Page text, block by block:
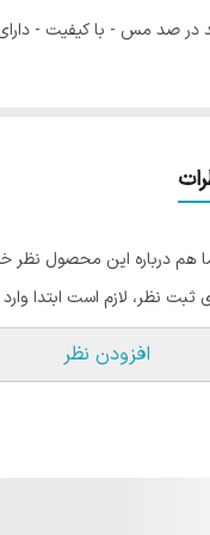
صد مس - با کیفیت - دارای
هم درباره این محصول نظر
ثبت نظر، لازم است ابتدا
افزودن نظر